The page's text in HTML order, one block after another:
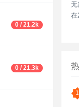
0 / 21.2k
0 / 21.3k
无
在
1